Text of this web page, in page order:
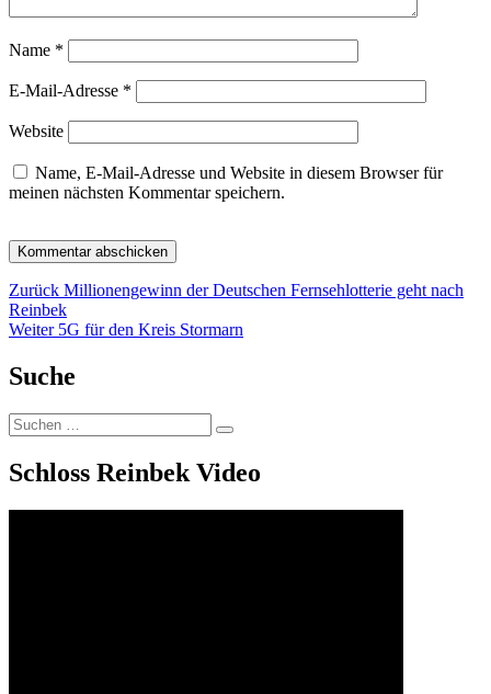
Name *
E-Mail-Adresse *
Website
Name, E-Mail-Adresse und Website in diesem Browser für
meinen nächsten Kommentar speichern.
Beitragsnavigation
Zurück Vorheriger
Beitrag:
Millionengewinn der Deutschen Fernsehlotterie geht nach
Reinbek
Weiter Nächster
5G für den Kreis Stormarn
Suche
Suchen
nach:
Suchen
Schloss Reinbek Video